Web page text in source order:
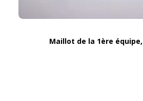
Maillot de la 1ère équipe,